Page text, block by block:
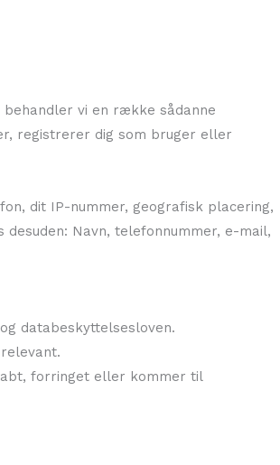
vi en række sådanne
registrerer dig som bruger eller
dit IP-nummer, geografisk placering,
Navn, telefonnummer, e-mail,
databeskyttelsesloven.
forringet eller kommer til